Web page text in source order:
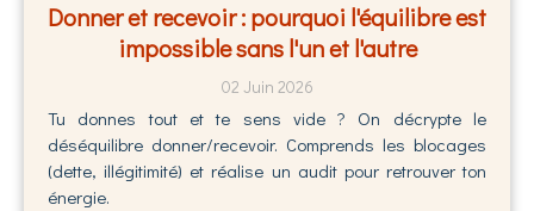
Donner et recevoir : pourquoi l'équilibre est
impossible sans l'un et l'autre
02 Juin 2026
Tu donnes tout et te sens vide ? On décrypte le
déséquilibre donner/recevoir. Comprends les blocages
(dette, illégitimité) et réalise un audit pour retrouver ton
énergie.